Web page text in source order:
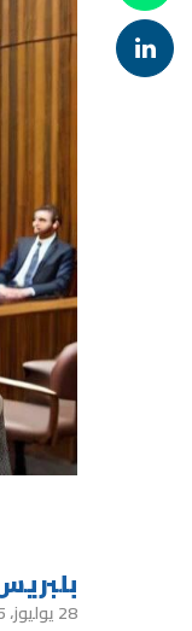
28 يوليوز، 2025